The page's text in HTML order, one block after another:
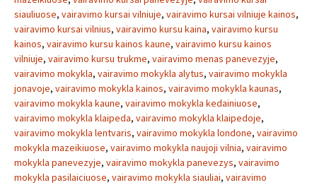
siauliuose, vairavimo kursai vilniuje, vairavimo kursai vilniuje kainos,
vairavimo kursai vilnius, vairavimo kursu kaina, vairavimo kursu
kainos, vairavimo kursu kainos kaune, vairavimo kursu kainos
vilniuje, vairavimo kursu trukme, vairavimo menas panevezyje,
vairavimo mokykla, vairavimo mokykla alytus, vairavimo mokykla
jonavoje, vairavimo mokykla kainos, vairavimo mokykla kaunas,
vairavimo mokykla kaune, vairavimo mokykla kedainiuose,
vairavimo mokykla klaipeda, vairavimo mokykla klaipedoje,
vairavimo mokykla lentvaris, vairavimo mokykla londone, vairavimo
mokykla mazeikiuose, vairavimo mokykla naujoji vilnia, vairavimo
mokykla panevezyje, vairavimo mokykla panevezys, vairavimo
mokykla pasilaiciuose, vairavimo mokykla siauliai, vairavimo